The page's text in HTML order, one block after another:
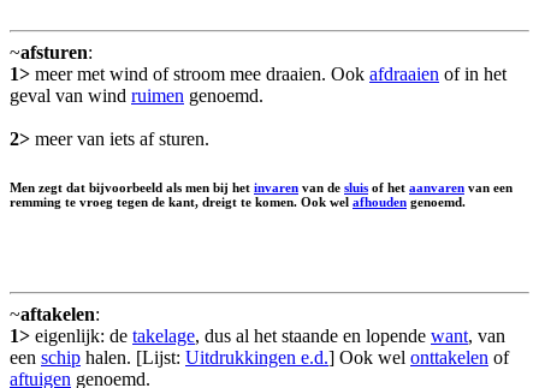
~afsturen:
1> meer met wind of stroom mee draaien. Ook afdraaien of in het
geval van wind ruimen genoemd.
2> meer van iets af sturen.
Men zegt dat bijvoorbeeld als men bij het invaren van de sluis of het aanvaren van een
remming te vroeg tegen de kant, dreigt te komen. Ook wel afhouden genoemd.
~aftakelen:
1> eigenlijk: de takelage, dus al het staande en lopende want, van
een schip halen. [Lijst: Uitdrukkingen e.d.] Ook wel onttakelen of
aftuigen genoemd.